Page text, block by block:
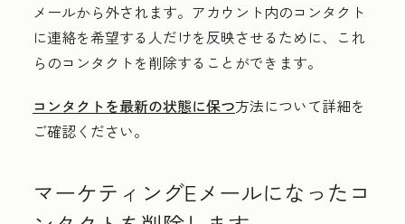
メールから外されます。アカウント内のコンタクト
に連絡を希望する人だけを反映させるために、これ
らのコンタクトを削除することができます。
コンタクトを最新の状態に保つ方法について詳細を
ご確認ください。
マーケティングEメールになったコ